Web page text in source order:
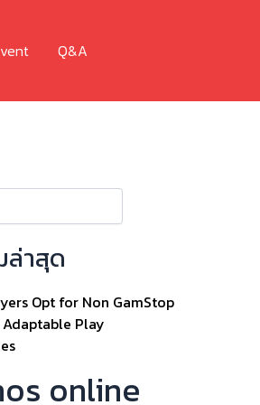
Q&A
ล่าสุด
Opt for Non GamStop
Play
online